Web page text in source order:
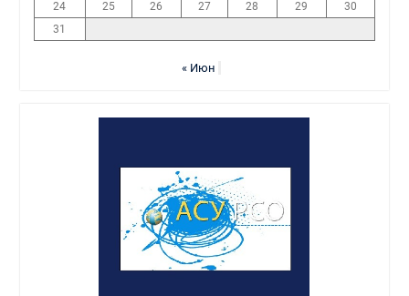
24
25 26 27 28 29
30
31
« Июн